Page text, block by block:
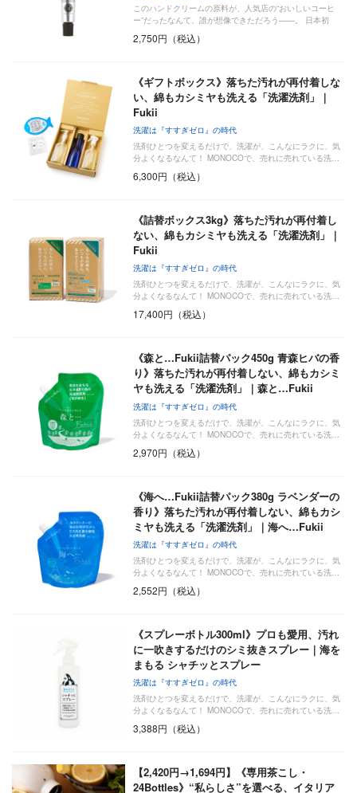
このハンドクリームの原料が、人気店の“おいしいコーヒ
ー”だったなんて、誰が想像できただろう——。 日本初
2,750円（税込）
《ギフトボックス》落ちた汚れが再付着しな
い、綿もカシミヤも洗える「洗濯洗剤」｜
Fukii
洗濯は『すすぎゼロ』の時代
洗剤ひとつを変えるだけで、洗濯が、こんなにラクに、気
分よくなるなんて！ MONOCOで、売れに売れている洗…
6,300円（税込）
《詰替ボックス3kg》落ちた汚れが再付着し
ない、綿もカシミヤも洗える「洗濯洗剤」｜
Fukii
洗濯は『すすぎゼロ』の時代
洗剤ひとつを変えるだけで、洗濯が、こんなにラクに、気
分よくなるなんて！ MONOCOで、売れに売れている洗…
17,400円（税込）
《森と…Fukii詰替パック450g 青森ヒバの香
り》落ちた汚れが再付着しない、綿もカシミ
ヤも洗える「洗濯洗剤」｜森と…Fukii
洗濯は『すすぎゼロ』の時代
洗剤ひとつを変えるだけで、洗濯が、こんなにラクに、気
分よくなるなんて！ MONOCOで、売れに売れている洗…
2,970円（税込）
《海へ…Fukii詰替パック380g ラベンダーの
香り》落ちた汚れが再付着しない、綿もカシ
ミヤも洗える「洗濯洗剤」｜海へ…Fukii
洗濯は『すすぎゼロ』の時代
洗剤ひとつを変えるだけで、洗濯が、こんなにラクに、気
分よくなるなんて！ MONOCOで、売れに売れている洗…
2,552円（税込）
《スプレーボトル300ml》プロも愛用、汚れ
に一吹きするだけのシミ抜きスプレー｜海を
まもる シャチッとスプレー
洗濯は『すすぎゼロ』の時代
洗剤ひとつを変えるだけで、洗濯が、こんなにラクに、気
分よくなるなんて！ MONOCOで、売れに売れている洗…
3,388円（税込）
【2,420円→1,694円】《専用茶こし・
24Bottles》“私らしさ”を選べる、イタリア